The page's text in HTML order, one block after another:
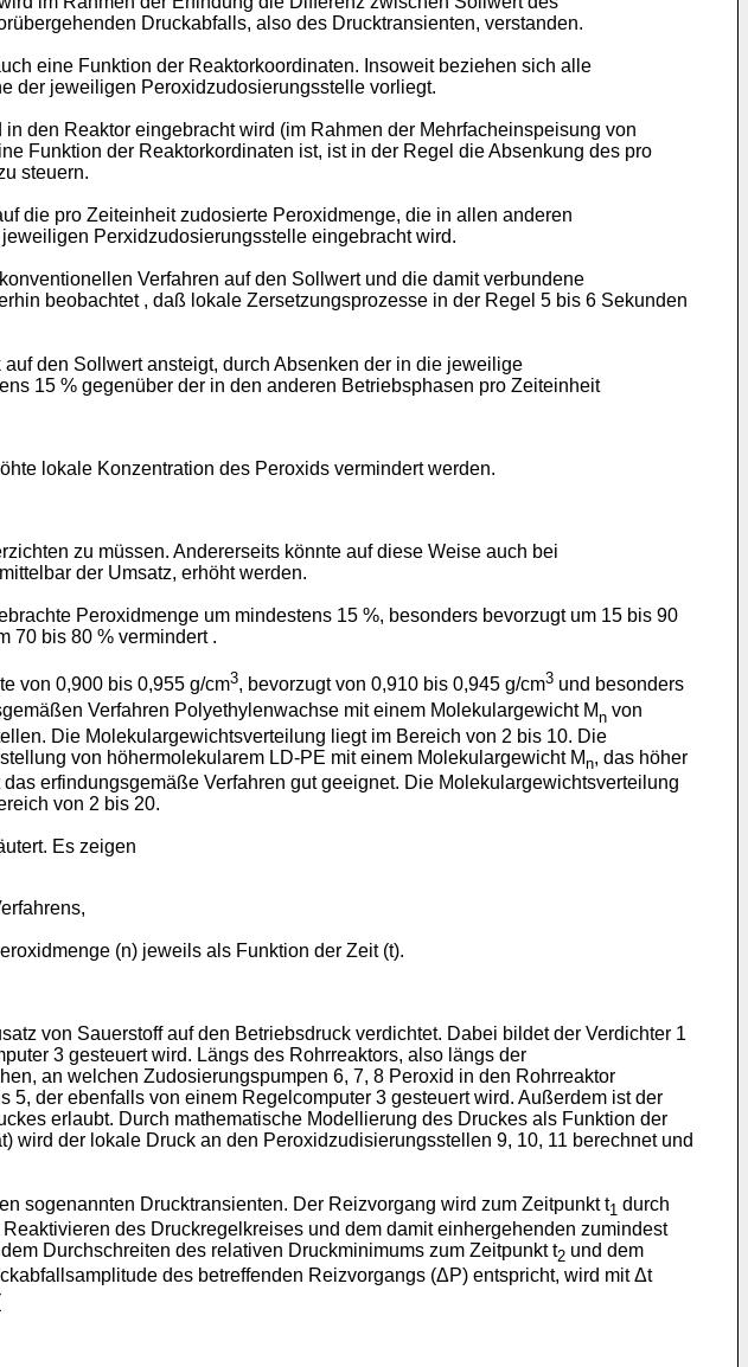
Druckabfalls, also des Drucktransienten, verstanden.
eine Funktion der Reaktorkoordinaten. Insoweit beziehen sich alle
der jeweiligen Peroxidzudosierungsstelle vorliegt.
den Reaktor eingebracht wird (im Rahmen der Mehrfacheinspeisung von
Funktion der Reaktorkordinaten ist, ist in der Regel die Absenkung des pro
steuern.
die pro Zeiteinheit zudosierte Peroxidmenge, die in allen anderen
Perxidzudosierungsstelle eingebracht wird.
Verfahren auf den Sollwert und die damit verbundene
beobachtet , daß lokale Zersetzungsprozesse in der Regel 5 bis 6 Sekunden
den Sollwert ansteigt, durch Absenken der in die jeweilige
15 % gegenüber der in den anderen Betriebsphasen pro Zeiteinheit
lokale Konzentration des Peroxids vermindert werden.
zu müssen. Andererseits könnte auf diese Weise auch bei
der Umsatz, erhöht werden.
Peroxidmenge um mindestens 15 %, besonders bevorzugt um 15 bis 90
70 bis 80 % vermindert .
von 0,900 bis 0,955 g/cm3, bevorzugt von 0,910 bis 0,945 g/cm3 und besonders
Verfahren Polyethylenwachse mit einem Molekulargewicht Mn von
Die Molekulargewichtsverteilung liegt im Bereich von 2 bis 10. Die
von höhermolekularem LD-PE mit einem Molekulargewicht Mn, das höher
erfindungsgemäße Verfahren gut geeignet. Die Molekulargewichtsverteilung
von 2 bis 20.
Es zeigen
(n) jeweils als Funktion der Zeit (t).
von Sauerstoff auf den Betriebsdruck verdichtet. Dabei bildet der Verdichter 1
3 gesteuert wird. Längs des Rohrreaktors, also längs der
an welchen Zudosierungspumpen 6, 7, 8 Peroxid in den Rohrreaktor
der ebenfalls von einem Regelcomputer 3 gesteuert wird. Außerdem ist der
erlaubt. Durch mathematische Modellierung des Druckes als Funktion der
der lokale Druck an den Peroxidzudisierungsstellen 9, 10, 11 berechnet und
sogenannten Drucktransienten. Der Reizvorgang wird zum Zeitpunkt t1 durch
des Druckregelkreises und dem damit einhergehenden zumindest
Durchschreiten des relativen Druckminimums zum Zeitpunkt t2 und dem
des betreffenden Reizvorgangs (ΔP) entspricht, wird mit Δt